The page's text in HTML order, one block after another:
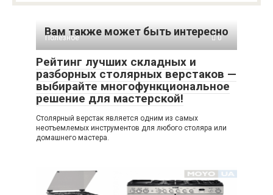
Вам также может быть интересно
Полезное 0
Рейтинг лучших складных и
разборных столярных верстаков —
выбирайте многофункциональное
решение для мастерской!
Столярный верстак является одним из самых
неотъемлемых инструментов для любого столяра или
домашнего мастера.